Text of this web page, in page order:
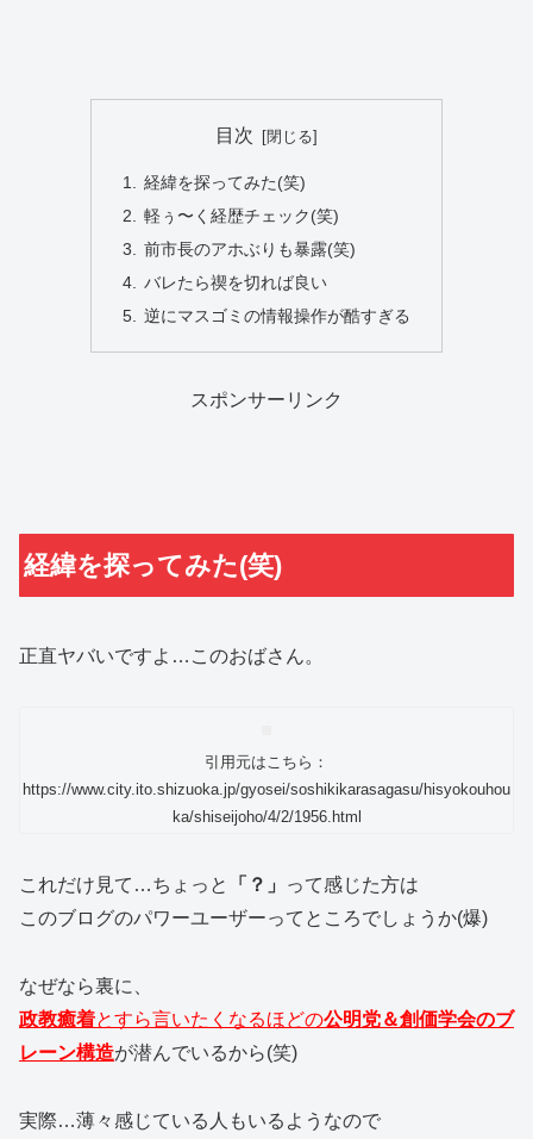
目次
経緯を探ってみた(笑)
軽ぅ〜く経歴チェック(笑)
前市長のアホぶりも暴露(笑)
バレたら禊を切れば良い
逆にマスゴミの情報操作が酷すぎる
スポンサーリンク
経緯を探ってみた(笑)
正直ヤバいですよ…このおばさん。
引用元はこちら：
https://www.city.ito.shizuoka.jp/gyosei/soshikikarasagasu/hisyokouhou
ka/shiseijoho/4/2/1956.html
これだけ見て…ちょっと 「？」
って感じた方は
このブログのパワーユーザーってところでしょうか(爆)
なぜなら裏に、
政教癒着とすら言いたくなるほどの公明党＆創価学会のブ
レーン構造が潜んでいるから(笑)
実際…薄々感じている人もいるようなので